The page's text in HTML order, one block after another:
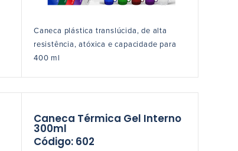
Caneca plástica translúcida, de alta
resistência, atóxica e capacidade para
400 ml
Caneca Térmica Gel Interno
300ml
Código: 602